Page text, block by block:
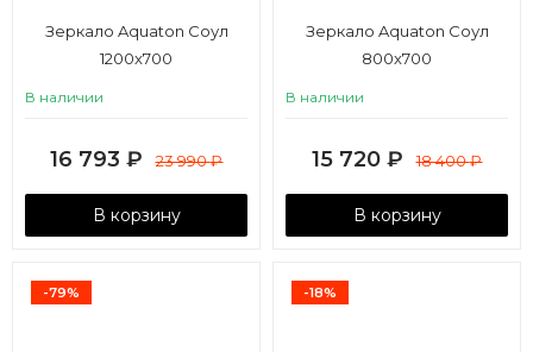
Зеркало Aquaton Соул
1200x700
В наличии
16 793 ₽ 23 990₽
В корзину
Зеркало Aquaton Соул
800x700
В наличии
15 720 ₽ 18 400₽
В корзину
-79% -18%